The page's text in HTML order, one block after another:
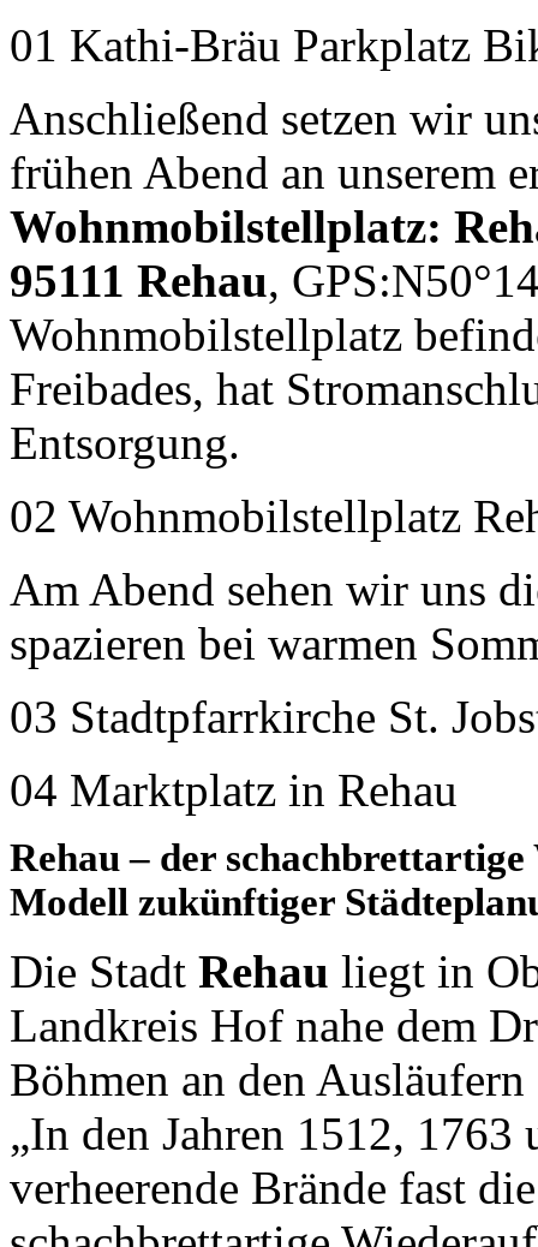
01 Kathi-Bräu Parkplatz
Anschließend setzen wir
frühen Abend an unserem
Wohnmobilstellplatz:
95111 Rehau,
Wohnmobilstellplatz
Freibades, hat
Entsorgung.
02 Wohnmobilstellplatz
Am Abend sehen wir uns
spazieren bei warmen
03 Stadtpfarrkirche St.
04 Marktplatz in Rehau
Rehau – der
Modell zukünftiger
Die Stadt Rehau liegt in
Landkreis Hof nahe dem
Böhmen an den
„In den Jahren 1512, 1763
verheerende Brände fast